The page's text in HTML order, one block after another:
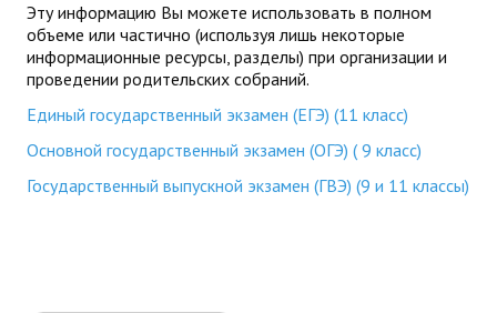
Эту информацию Вы можете использовать в полном
объеме или частично (используя лишь некоторые
информационные ресурсы, разделы) при организации и
проведении родительских собраний.
Единый государственный экзамен (ЕГЭ) (11 класс)
Основной государственный экзамен (ОГЭ) ( 9 класс)
Государственный выпускной экзамен (ГВЭ) (9 и 11 классы)